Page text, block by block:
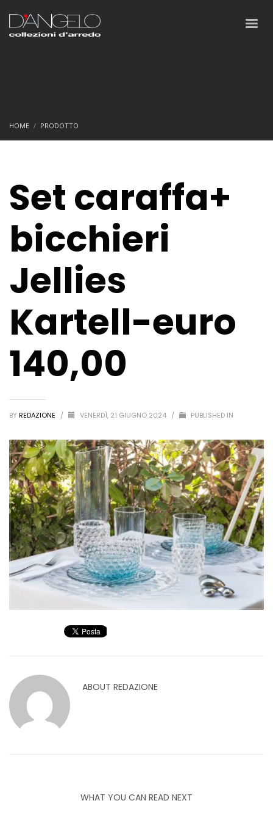
HOME
PRODOTTO
Set caraffa+
bicchieri
Jellies
Kartell-euro
140,00
BY REDAZIONE / VENERDÌ, 21 GIUGNO 2024 / PUBLISHED IN
ABOUT REDAZIONE
WHAT YOU CAN READ NEXT